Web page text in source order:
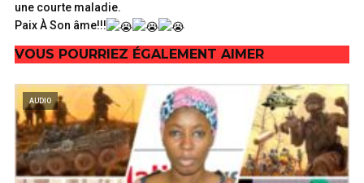
une courte maladie.
Paix À Son âme!!!
VOUS POURRIEZ ÉGALEMENT AIMER
AUDIO